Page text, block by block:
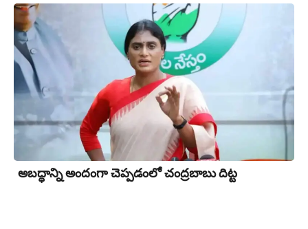
అబద్ధాన్ని అందంగా చెప్పడంలో చంద్రబాబు దిట్ట